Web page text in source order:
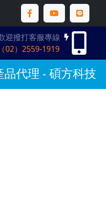
迎撥打客服專線
（02）2559-1919
品代理 - 碩方科技